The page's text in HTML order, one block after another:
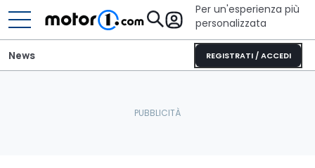
Per un'esperienza più
personalizzata
REGISTRATI / ACCEDI
News